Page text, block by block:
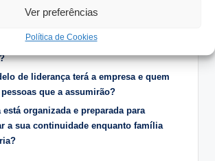
Ver preferências
Política de Cookies
Reflexão:
os próximos proprietários da
de liderança terá a empresa e quem
que a assumirão?
organizada e preparada para
a sua continuidade enquanto família